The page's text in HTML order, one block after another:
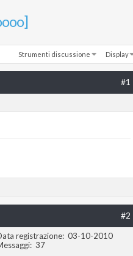
Strumenti discussione Display
#1
#2
registrazione 03-10-2010
37